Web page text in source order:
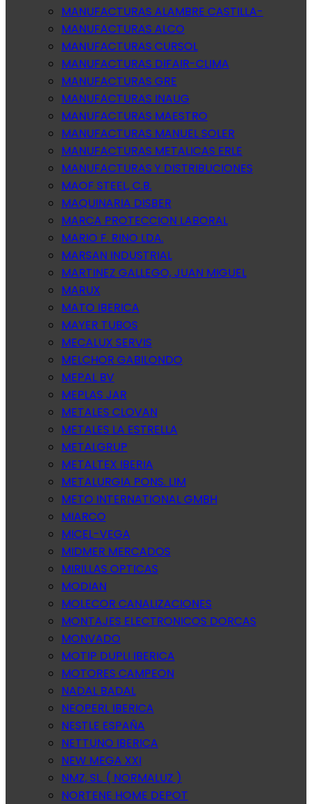
MANUFACTURAS ALAMBRE CASTILLA-
MANUFACTURAS ALCO
MANUFACTURAS CURSOL
MANUFACTURAS DIFAIR-CLIMA
MANUFACTURAS GRE
MANUFACTURAS INAUG
MANUFACTURAS MAESTRO
MANUFACTURAS MANUEL SOLER
MANUFACTURAS METALICAS ERLE
MANUFACTURAS Y DISTRIBUCIONES
MAOF STEEL, C.B.
MAQUINARIA DISBER
MARCA PROTECCION LABORAL
MARIO F. RINO LDA.
MARSAN INDUSTRIAL
MARTINEZ GALLEGO, JUAN MIGUEL
MARUX
MATO IBERICA
MAYER TUBOS
MECALUX SERVIS
MELCHOR GABILONDO
MEPAL BV
MEPLAS JAR
METALES CLOVAN
METALES LA ESTRELLA
METALGRUP
METALTEX IBERIA
METALURGIA PONS. LIM
METO INTERNATIONAL GMBH
MIARCO
MICEL-VEGA
MIDMER MERCADOS
MIRILLAS OPTICAS
MODIAN
MOLECOR CANALIZACIONES
MONTAJES ELECTRONICOS DORCAS
MONVADO
MOTIP DUPLI IBERICA
MOTORES CAMPEON
NADAL BADAL
NEOPERL IBERICA
NESTLE ESPAÑA
NETTUNO IBERICA
NEW MEGA XXI
NMZ, SL. ( NORMALUZ )
NORTENE HOME DEPOT